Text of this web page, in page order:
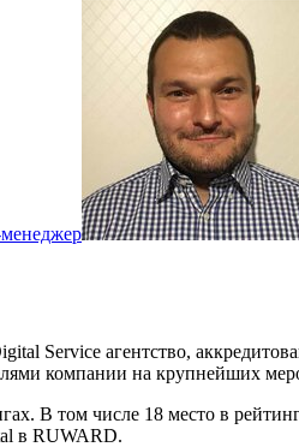
Service агентство,
компании на крупнейших
В том числе 18 место в
в RUWARD.